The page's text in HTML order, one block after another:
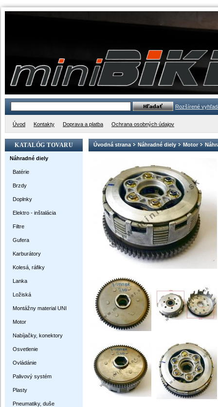
Rozšírené
Úvod Kontakty Doprava a platba Ochrana osobných údajov
KATALÓG TOVARU
Náhradné diely
Batérie
Brzdy
Doplnky
Elektro - inštalácia
Filtre
Gufera
Karburátory
Kolesá, ráfiky
Lanka
Ložiská
Montážny material UNI
Motor
Nabíjačky, konektory
Osvetlenie
Ovládánie
Palivový systém
Plasty
Pneumatiky, duše
Úvodná strana Náhradné diely Motor